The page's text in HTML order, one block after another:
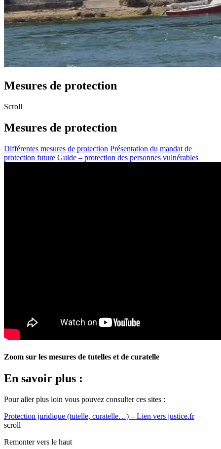
Mesures de protection
Scroll
Mesures de protection
Différentes mesures de protection Présentation du mandat de
protection future Guide – protection des personnes vulnérables
Zoom sur les mesures de tutelles et de curatelle
En savoir plus :
Pour aller plus loin vous pouvez consulter ces sites :
Protection juridique (tutelle, curatelle…) – Lien vers justice.fr
scroll
Remonter vers le haut